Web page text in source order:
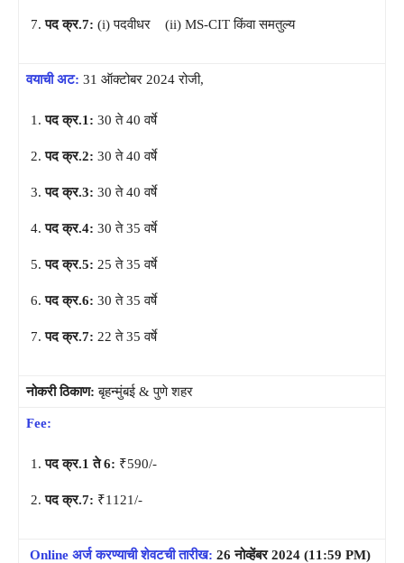
पद क्र.7: (i) पदवीधर (ii) MS-CIT किंवा समतुल्य
वयाची अट: 31 ऑक्टोबर 2024 रोजी,
पद क्र.1: 30 ते 40 वर्षे
पद क्र.2: 30 ते 40 वर्षे
पद क्र.3: 30 ते 40 वर्षे
पद क्र.4: 30 ते 35 वर्षे
पद क्र.5: 25 ते 35 वर्षे
पद क्र.6: 30 ते 35 वर्षे
पद क्र.7: 22 ते 35 वर्षे
नोकरी ठिकाण: बृहन्मुंबई & पुणे शहर
Fee:
पद क्र.1 ते 6: ₹590/-
पद क्र.7: ₹1121/-
Online अर्ज करण्याची शेवटची तारीख: 26 नोव्हेंबर 2024 (11:59 PM)